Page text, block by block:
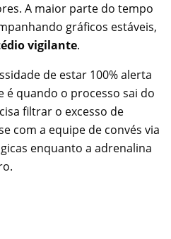
A maior parte do tempo
gráficos estáveis,
vigilante.
de estar 100% alerta
é quando o processo sai do
filtrar o excesso de
com a equipe de convés via
enquanto a adrenalina